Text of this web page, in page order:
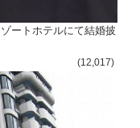
ートホテルにて結婚披
(12,017)